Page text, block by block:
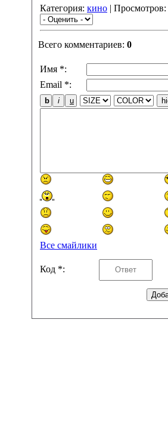
Категория: кино |
Всего комментариев: 0
Имя *:
Email *:
Все смайлики
Код *: